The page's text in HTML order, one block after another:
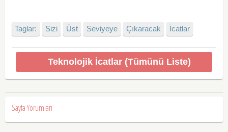
Taglar: Sizi Üst Seviyeye Çıkaracak İcatlar
Teknolojik İcatlar (Tümünü Liste)
Sayfa Yorumları